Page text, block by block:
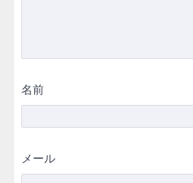
名前
メール